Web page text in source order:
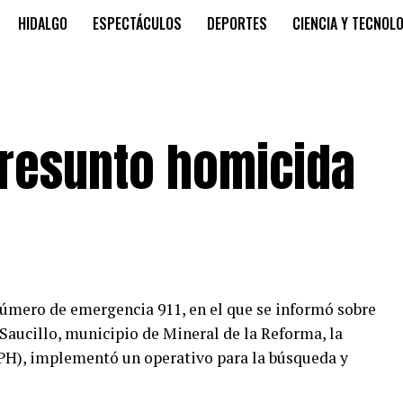
HIDALGO ESPECTÁCULOS DEPORTES CIENCIA Y
homicida
de emergencia 911, en el que se informó sobre
municipio de Mineral de la Reforma, la
implementó un operativo para la búsqueda y